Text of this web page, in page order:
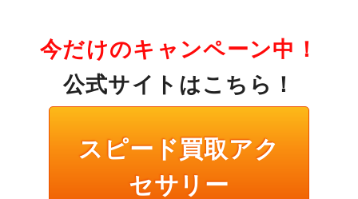
今だけのキャンペーン中！
公式サイトはこちら！
スピード買取アク
セサリー